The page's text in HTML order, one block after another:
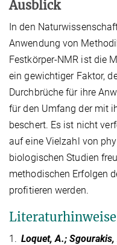
Ausblick
In den
Anwendung von
Festkörper-NMR ist die
ein gewichtiger Faktor,
Durchbrüche für ihre
für den Umfang der mit
beschert. Es ist nicht
auf eine Vielzahl von
biologischen Studien
methodischen Erfolgen
profitieren werden.
Literaturhinweise
1. Loquet, A.; Sgourakis,